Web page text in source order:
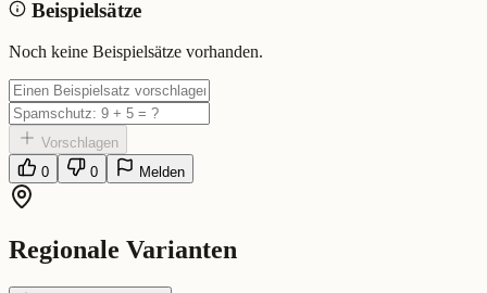
Bedeutung: Aufkleber
Eingereicht von: Mundwerk Team
Beispielsätze
Noch keine Beispielsätze vorhanden.
Vorschlagen
0
0 Melden
Regionale Varianten